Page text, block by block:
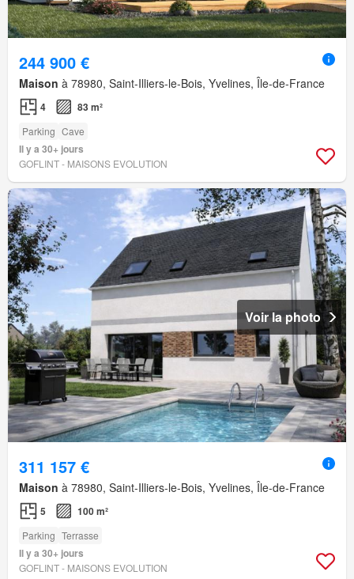
244 900 €
Maison à 78980, Saint-Illiers-le-Bois, Yvelines, Île-de-France
4 83 m²
Parking Cave
Il y a 30+ jours
GOFLINT - MAISONS EVOLUTION
Voir la photo
311 157 €
Maison à 78980, Saint-Illiers-le-Bois, Yvelines, Île-de-France
5 100 m²
Parking Terrasse
Il y a 30+ jours
GOFLINT - MAISONS EVOLUTION